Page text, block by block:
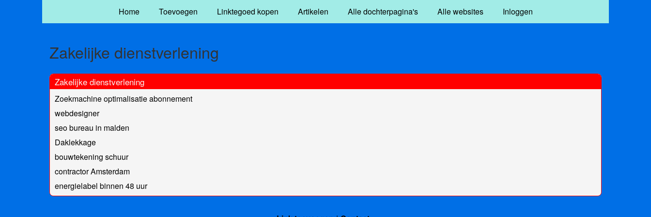
Home Toevoegen Linktegoed kopen Artikelen Alle dochterpagina's Alle websites Inloggen
Zakelijke dienstverlening
Zakelijke dienstverlening
Zoekmachine optimalisatie abonnement
webdesigner
seo bureau in malden
Daklekkage
bouwtekening schuur
contractor Amsterdam
energielabel binnen 48 uur